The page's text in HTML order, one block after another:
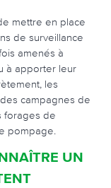
mettre en place
de surveillance
amenés à
à apporter leur
les
campagnes de
forages de
pompage.
UN